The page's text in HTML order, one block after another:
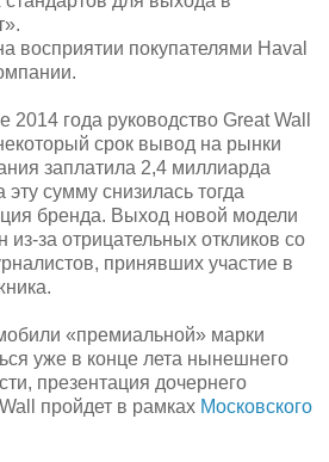
восприятии покупателями Haval
2014 года руководство Great Wall
срок вывод на рынки
заплатила 2,4 миллиарда
сумму снизилась тогда
бренда. Выход новой модели
за отрицательных откликов со
принявших участие в
«премиальной» марки
уже в конце лета нынешнего
презентация дочернего
пройдет в рамках Московского